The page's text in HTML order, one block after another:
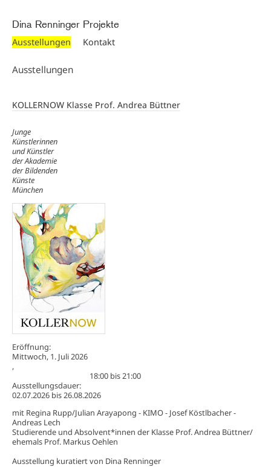
Dina Renninger Projekte
Ausstellungen Kontakt
Ausstellungen
KOLLERNOW Klasse Prof. Andrea Büttner
Junge
Künstlerinnen
und Künstler
der Akademie
der Bildenden
Künste
München
Eröffnung:
Mittwoch, 1. Juli 2026
,
18:00 bis21:00
Ausstellungsdauer:
02.07.2026 bis26.08.2026
mit Regina Rupp/Julian Arayapong - KIMO - Josef Köstlbacher -
Andreas Lech
Studierende und Absolvent*innen der Klasse Prof. Andrea Büttner/
ehemals Prof. Markus Oehlen
Ausstellung kuratiert von Dina Renninger